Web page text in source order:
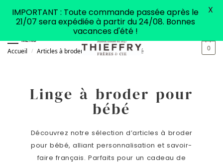
MENU
0
Accueil / Articles à broder Articles pour bébé
Linge à broder pour
bébé
Découvrez notre sélection d’articles à broder
pour bébé, alliant personnalisation et savoir-
faire français. Parfaits pour un cadeau de
IMPORTANT : Toute commande passée après le
21/07 sera expédiée à partir du 24/08. Bonnes
vacances d'été !
X